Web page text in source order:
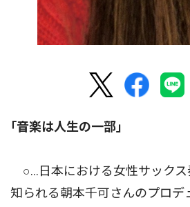
｢音楽は人生の一部｣
○…日本における女性サックス
知られる朝本千可さんのプロデ